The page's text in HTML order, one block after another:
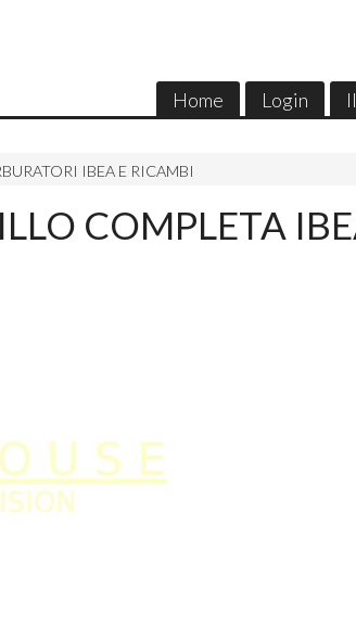
Home Login
IBEA E RICAMBI
COMPLETA